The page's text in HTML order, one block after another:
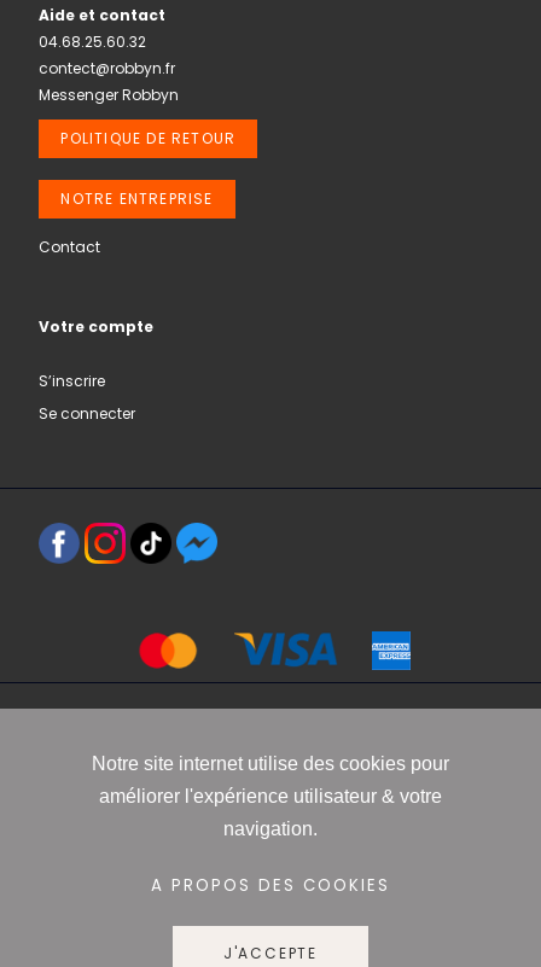
Aide et contact
04.68.25.60.32
contect@robbyn.fr
Messenger Robbyn
POLITIQUE DE RETOUR
NOTRE ENTREPRISE
Contact
Votre compte
S’inscrire
Se connecter
Conditions générales de vente
confidentialité
Notre site internet utilise des cookies pour
améliorer l'expérience utilisateur & votre
navigation.
A PROPOS DES COOKIES
J'ACCEPTE